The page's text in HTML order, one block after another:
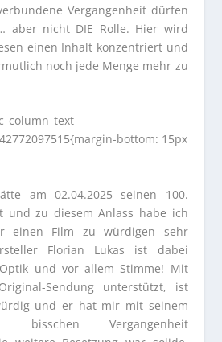
Vergangenheit dürfen
aber nicht DIE Rolle. Hier wird
einen Inhalt konzentriert und
noch jede Menge mehr zu
bottom: 15px
am 02.04.2025 seinen 100.
und zu diesem Anlass habe ich
einen Film zu würdigen sehr
Florian Lukas ist dabei
und vor allem Stimme! Mit
Sendung unterstützt, ist
und er hat mir mit seinem
bisschen Vergangenheit